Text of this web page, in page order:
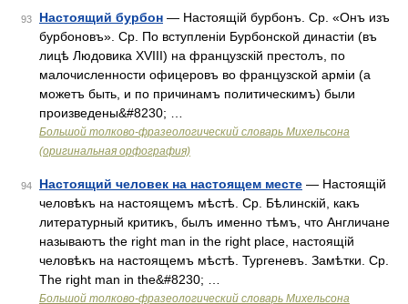
93 Настоящий бурбон — Настоящій бурбонъ. Ср. «Онъ изъ
бурбоновъ». Ср. По вступленіи Бурбонской династіи (въ
лицѣ Людовика XVIII) на французскій престолъ, по
малочисленности офицеровъ во французской арміи (а
можетъ быть, и по причинамъ политическимъ) были
произведены&#8230; …
Большой толково-фразеологический словарь Михельсона
(оригинальная орфография)
94 Настоящий человек на настоящем месте — Настоящій
человѣкъ на настоящемъ мѣстѣ. Ср. Бѣлинскій, какъ
литературный критикъ, былъ именно тѣмъ, что Англичане
называютъ the right man in the right place, настоящій
человѣкъ на настоящемъ мѣстѣ. Тургеневъ. Замѣтки. Ср.
The right man in the&#8230; …
Большой толково-фразеологический словарь Михельсона